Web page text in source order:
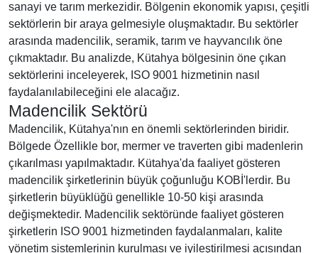
sanayi ve tarım merkezidir. Bölgenin ekonomik yapısı, çeşitli
sektörlerin bir araya gelmesiyle oluşmaktadır. Bu sektörler
arasında madencilik, seramik, tarım ve hayvancılık öne
çıkmaktadır. Bu analizde, Kütahya bölgesinin öne çıkan
sektörlerini inceleyerek, ISO 9001 hizmetinin nasıl
faydalanılabileceğini ele alacağız.
Madencilik Sektörü
Madencilik, Kütahya'nın en önemli sektörlerinden biridir.
Bölgede Özellikle bor, mermer ve traverten gibi madenlerin
çıkarılması yapılmaktadır. Kütahya'da faaliyet gösteren
madencilik şirketlerinin büyük çoğunluğu KOBİ'lerdir. Bu
şirketlerin büyüklüğü genellikle 10-50 kişi arasında
değişmektedir. Madencilik sektöründe faaliyet gösteren
şirketlerin ISO 9001 hizmetinden faydalanmaları, kalite
yönetim sistemlerinin kurulması ve iyileştirilmesi açısından